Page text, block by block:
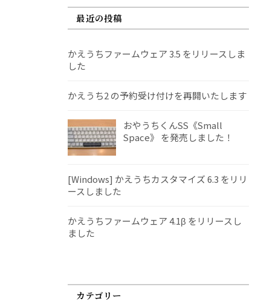
最近の投稿
かえうちファームウェア 3.5 をリリースしま
した
かえうち2 の予約受け付けを再開いたします
おやうちくんSS《Small
Space》 を発売しました！
[Windows] かえうちカスタマイズ 6.3 をリリ
ースしました
かえうちファームウェア 4.1β をリリースし
ました
カテゴリー